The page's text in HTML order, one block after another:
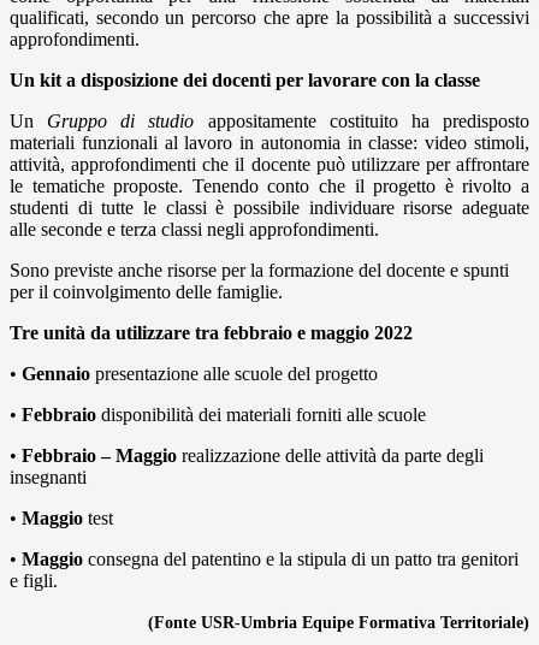
qualificati, secondo un percorso che apre la possibilità a successivi
approfondimenti.
Un kit a disposizione dei docenti per lavorare con la classe
Un
Gruppo di studio
appositamente costituito ha predisposto
materiali funzionali al lavoro in autonomia in classe: video stimoli,
attività, approfondimenti che il docente può utilizzare per affrontare
le tematiche proposte. Tenendo conto che il progetto è rivolto a
studenti di tutte le classi è possibile individuare risorse adeguate
alle seconde e terza classi negli approfondimenti.
Sono previste anche risorse per la formazione del docente e spunti
per il coinvolgimento delle famiglie.
Tre unità da utilizzare tra febbraio e maggio 2022
• Gennaio presentazione alle scuole del progetto
• Febbraio disponibilità dei materiali forniti alle scuole
• Febbraio–Maggio realizzazione delle attività da parte degli
insegnanti
• Maggio test
• Maggio consegna del patentino e la stipula di un patto tra genitori
e figli.
(Fonte USR-Umbria Equipe Formativa Territoriale)